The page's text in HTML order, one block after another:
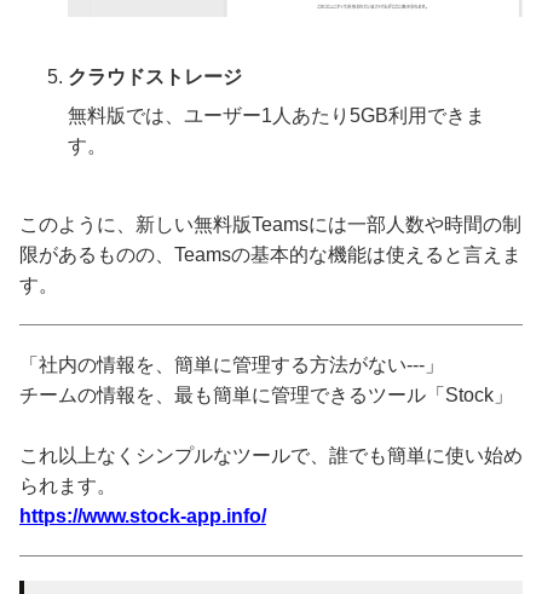
クラウドストレージ
無料版では、ユーザー1人あたり5GB利用できま
す。
このように、新しい無料版Teamsには一部人数や時間の制
限があるものの、Teamsの基本的な機能は使えると言えま
す。
「社内の情報を、簡単に管理する方法がない---」
チームの情報を、最も簡単に管理できるツール「Stock」
これ以上なくシンプルなツールで、誰でも簡単に使い始め
られます。
https://www.stock-app.info/